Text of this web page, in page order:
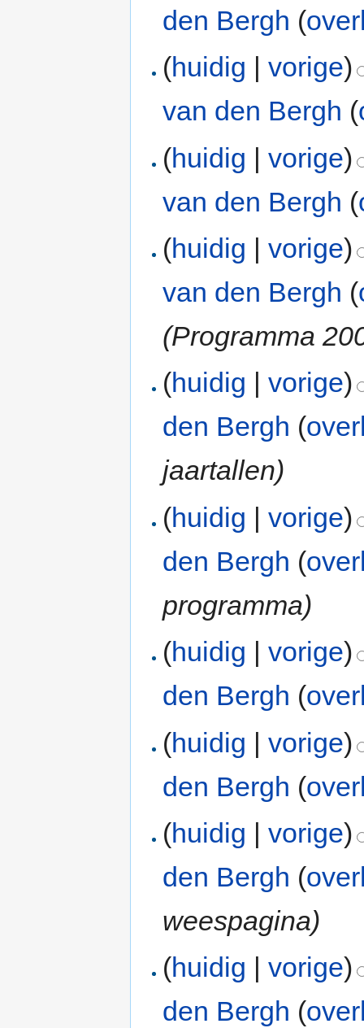
den Bergh (
(huidig |vorige)
van den Bergh (
(huidig |vorige)
van den Bergh (
(huidig |vorige)
van den Bergh (
(Programma
(huidig |vorige)
den Bergh (
jaartallen)
(huidig |vorige)
den Bergh (
programma)
(huidig |vorige)
den Bergh (
(huidig |vorige)
den Bergh (
(huidig |vorige)
den Bergh (
weespagina)
(huidig |vorige)
den Bergh (